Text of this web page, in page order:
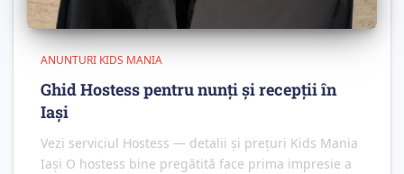
ANUNTURI KIDS MANIA
Ghid Hostess pentru nunți și recepții în
Iași
Vezi serviciul Hostess — detalii și prețuri Kids Mania
Iași O hostess bine pregătită face prima impresie a